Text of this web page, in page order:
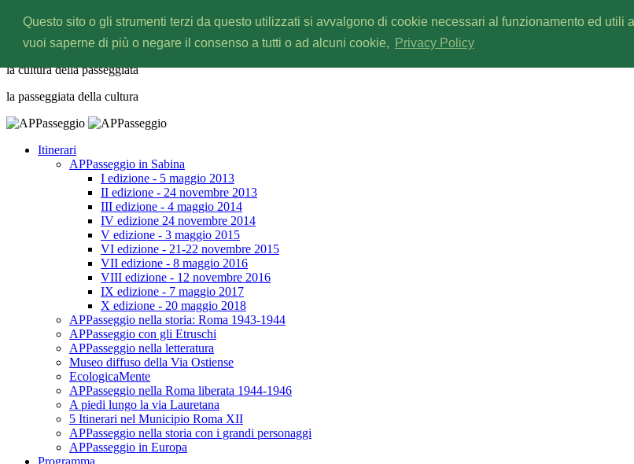
Questo sito o gli strumenti terzi da questo utilizzati si avvalgono di cookie necessari al funzionamento ed utili
vuoi saperne di più o negare il consenso a tutti o ad alcuni cookie,
Privacy Policy
APPasseggio
la cultura dellapasseggiata
la passeggiata della cultura
Itinerari
APPasseggio in Sabina
I edizione - 5 maggio 2013
II edizione - 24 novembre 2013
III edizione - 4 maggio 2014
IV edizione 24 novembre 2014
V edizione - 3 maggio 2015
VI edizione - 21-22 novembre 2015
VII edizione - 8 maggio 2016
VIII edizione - 12 novembre 2016
IX edizione - 7 maggio 2017
X edizione - 20 maggio 2018
APPasseggio nella storia: Roma 1943-1944
APPasseggio con gli Etruschi
APPasseggio nella letteratura
Museo diffuso della Via Ostiense
EcologicaMente
APPasseggio nella Roma liberata 1944-1946
A piedi lungo la via Lauretana
5 Itinerari nel Municipio Roma XII
APPasseggio nella storia con i grandi personaggi
APPasseggio in Europa
Programma